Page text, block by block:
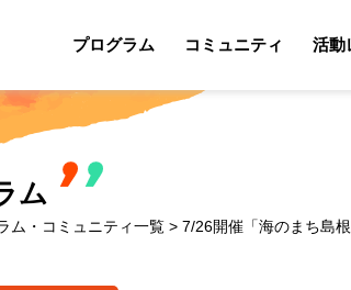
プログラム コミュニティ 活動
ム
ム・コミュニティ一覧 > 7/26開催「海のまち島